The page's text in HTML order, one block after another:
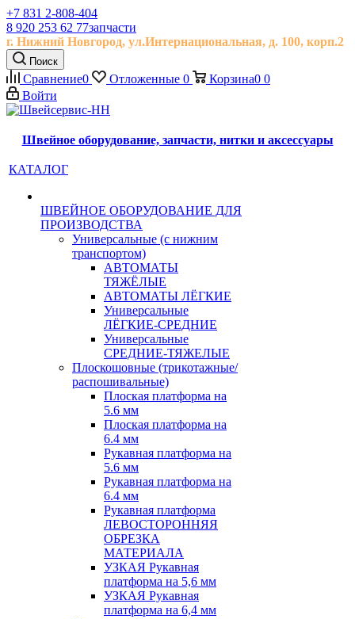
+7 831 2-808-404
8 920 253 62 77запчасти
г. Нижний Новгород, ул.Интернациональная, д. 100, корп.2
Поиск
Сравнение0 Отложенные 0 Корзина0 0
Войти
Швейное оборудование, запчасти, нитки и аксессуары
КАТАЛОГ
ШВЕЙНОЕ ОБОРУДОВАНИЕ ДЛЯ
ПРОИЗВОДСТВА
Универсальные (с нижним
транспортом)
АВТОМАТЫ
ТЯЖЁЛЫЕ
АВТОМАТЫ ЛЁГКИЕ
Универсальные
ЛЁГКИЕ-СРЕДНИЕ
Универсальные
СРЕДНИЕ-ТЯЖЕЛЫЕ
Плоскошовные (трикотажные/
распошивальные)
Плоская платформа на
5.6 мм
Плоская платформа на
6.4 мм
Рукавная платформа на
5.6 мм
Рукавная платформа на
6.4 мм
Рукавная платформа
ЛЕВОСТОРОННЯЯ
ОБРЕЗКА
МАТЕРИАЛА
УЗКАЯ Рукавная
платформа на 5,6 мм
УЗКАЯ Рукавная
платформа на 6,4 мм